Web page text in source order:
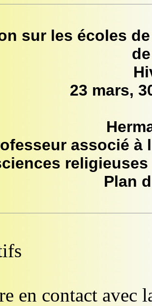
sur les écoles
23 mars,
associé à
Plan
en contact avec